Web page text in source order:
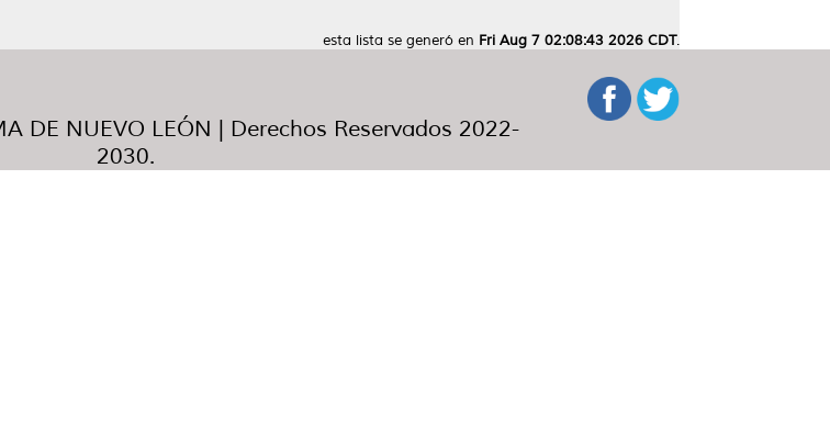
esta lista se generó en Fri Aug 7 02:08:43 2026 CDT.
DE NUEVO LEÓN | Derechos Reservados 2022-
2030.